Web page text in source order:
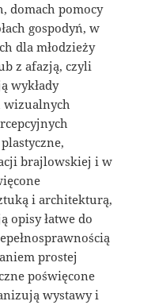
domach pomocy
gospodyń, w
dla młodzieży
z afazją, czyli
wykłady
wizualnych
brajlowskiej i w
i architekturą,
opisy łatwe do
prostej
poświęcone
wystawy i